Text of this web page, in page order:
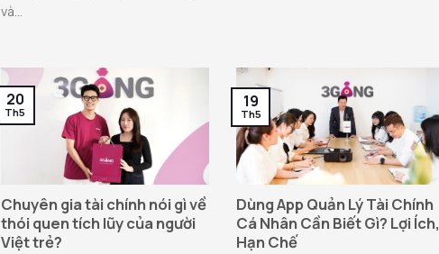
và...
Chuyên gia tài chính nói gì về
thói quen tích lũy của người
Việt trẻ?
20
Th5
Dùng App Quản Lý Tài Chính
Cá Nhân Cần Biết Gì? Lợi Ích,
Hạn Chế
19
Th5